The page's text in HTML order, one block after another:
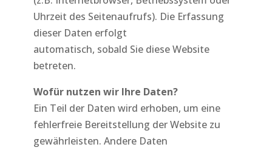
Uhrzeit des Seitenaufrufs). Die Erfassung
dieser Daten erfolgt
automatisch, sobald Sie diese Website
betreten.
Wofür nutzen wir Ihre Daten?
Ein Teil der Daten wird erhoben, um eine
fehlerfreie Bereitstellung der Website zu
gewährleisten. Andere Daten